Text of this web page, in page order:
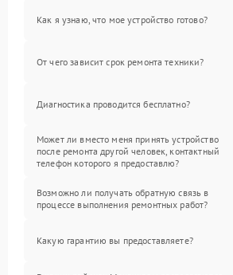
Как я узнаю, что мое устройство готово?
От чего зависит срок ремонта техники?
Диагностика проводится бесплатно?
Может ли вместо меня принять устройство
после ремонта другой человек, контактный
телефон которого я предоставлю?
Возможно ли получать обратную связь в
процессе выполнения ремонтных работ?
Какую гарантию вы предоставляете?